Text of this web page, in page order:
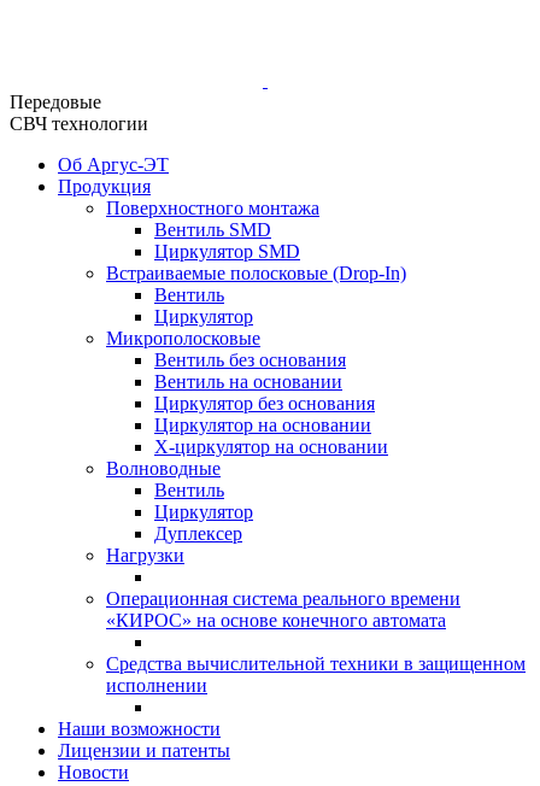
Передовые
СВЧ технологии
Об Аргус-ЭТ
Продукция
Поверхностного монтажа
Вентиль SMD
Циркулятор SMD
Встраиваемые полосковые (Drop-In)
Вентиль
Циркулятор
Микрополосковые
Вентиль без основания
Вентиль на основании
Циркулятор без основания
Циркулятор на основании
Х-циркулятор на основании
Волноводные
Вентиль
Циркулятор
Дуплексер
Нагрузки
Операционная система реального времени
«КИРОС» на основе конечного автомата
Средства вычислительной техники в защищенном
исполнении
Наши возможности
Лицензии и патенты
Новости